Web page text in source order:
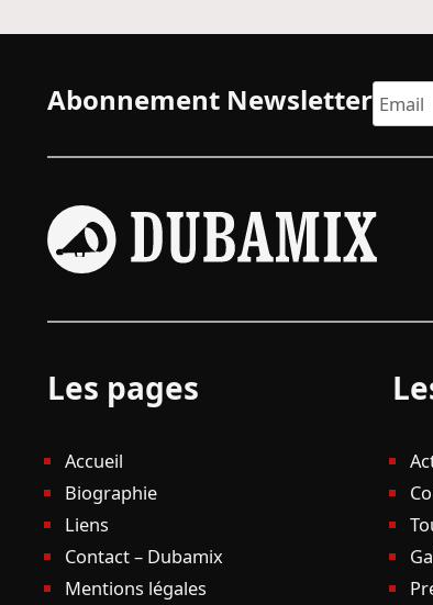
Abonnement Newsletter
Les pages
Accueil
Biographie
Liens
Contact – Dubamix
Mentions légales